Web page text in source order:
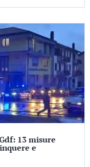
13 misure
e